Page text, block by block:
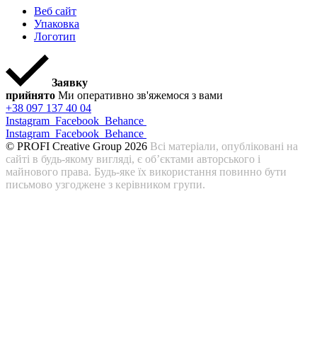
Веб сайт
Упаковка
Логотип
Заявку
прийнято Ми оперативно зв'яжемося з вами
+38 097 137 40 04
Instagram Facebook Behance
Instagram Facebook Behance
© PROFI Creative Group 2026 Всі матеріали, опубліковані на
сайті в будь-якому вигляді, є об’єктами авторського і
майнового права. Будь-яке їх використання повинно бути
письмово узгоджене з керівником групи.